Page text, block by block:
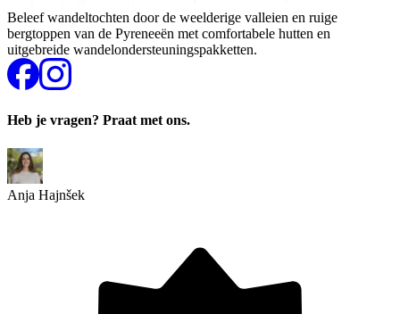
Beleef wandeltochten door de weelderige valleien en ruige
bergtoppen van de Pyreneeën met comfortabele hutten en
uitgebreide wandelondersteuningspakketten.
Heb je vragen? Praat met ons.
Anja Hajnšek